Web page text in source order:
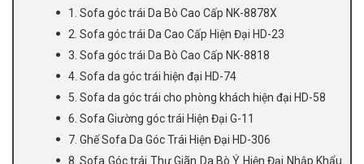
1. Sofa góc trái Da Bò Cao Cấp NK-8878X
2. Sofa góc trái Da Cao Cấp Hiện Đại HD-23
3. Sofa góc trái Da Bò Cao Cấp NK-8818
4. Sofa da góc trái hiện đại HD-74
5. Sofa da góc trái cho phòng khách hiện đại HD-58
6. Sofa Giường góc trái Hiện Đại G-11
7. Ghế Sofa Da Góc Trái Hiện Đại HD-306
8. Sofa Góc trái Thư Giãn Da Bò Ý Hiện Đại Nhập Khẩu